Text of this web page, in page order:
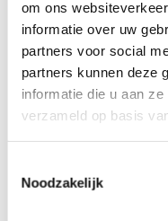
om ons
informatie over uw
partners voor social
partners kunnen deze
informatie die u aan
verzameld op basis
Noodzakelijk
naar andere teams
Hoe meet je
daadwerkelijk
Effectmeting doe je door